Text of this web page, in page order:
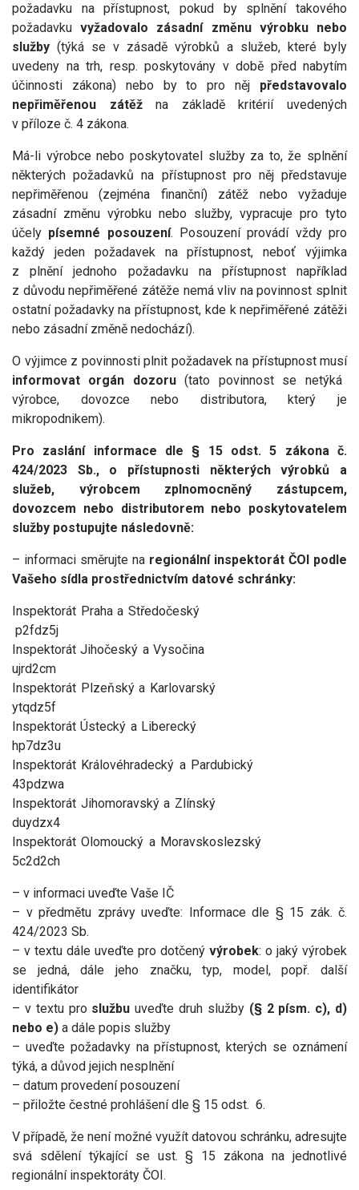
požadavku na přístupnost, pokud by splnění takového
požadavkuvyžadovalo zásadní změnu výrobku nebo
služby (týká se v zásadě výrobků a služeb, které byly
uvedeny na trh, resp. poskytovány v době před nabytím
účinnosti zákona) nebo by to pro něj představovalo
nepřiměřenou zátěžna základě kritérií uvedených
v příloze č. 4 zákona.
Má-li výrobce nebo poskytovatel služby za to, že splnění
některých požadavků na přístupnost pro něj představuje
nepřiměřenou (zejména finanční) zátěž nebo vyžaduje
zásadní změnu výrobku nebo služby, vypracuje pro tyto
účely písemné posouzení. Posouzení provádí vždy pro
každý jeden požadavek na přístupnost, neboť výjimka
z plnění jednoho požadavku na přístupnost například
z důvodu nepřiměřené zátěže nemá vliv na povinnost splnit
ostatní požadavky na přístupnost, kde k nepřiměřené zátěži
nebo zásadní změně nedochází).
O výjimce z povinnosti plnit požadavek na přístupnost musí
informovat orgán dozoru(tato povinnost se netýká
výrobce, dovozce nebo distributora, který je
mikropodnikem).
Pro zaslání informace dle § 15 odst. 5 zákona č.
424/2023 Sb., o přístupnosti některých výrobků a
služeb, výrobcem zplnomocněný zástupcem,
dovozcem nebo distributorem nebo poskytovatelem
služby postupujte následovně:
– informaci směrujte na regionální inspektorát ČOI podle
Vašeho sídla prostřednictvím datové schránky:
Inspektorát Praha a Středočeský
p2fdz5j
Inspektorát Jihočeský a Vysočina
ujrd2cm
Inspektorát Plzeňský a Karlovarský
ytqdz5f
Inspektorát Ústecký a Liberecký
hp7dz3u
Inspektorát Královéhradecký a Pardubický
43pdzwa
Inspektorát Jihomoravský a Zlínský
duydzx4
Inspektorát Olomoucký a Moravskoslezský
5c2d2ch
– v informaci uveďte Vaše IČ
– v předmětu zprávy uveďte: Informace dle § 15 zák. č.
424/2023 Sb.
– v textu dále uveďte pro dotčený výrobek: o jaký výrobek
se jedná, dále jeho značku, typ, model, popř. další
identifikátor
– v textu pro službu uveďte druh služby (§ 2 písm. c), d)
nebo e) a dále popis služby
– uveďte požadavky na přístupnost, kterých se oznámení
týká, a důvod jejich nesplnění
– datum provedení posouzení
– přiložte čestné prohlášení dle § 15 odst. 6.
V případě, že není možné využít datovou schránku, adresujte
svá sdělení týkající se ust. § 15 zákona na jednotlivé
regionální inspektoráty ČOI.